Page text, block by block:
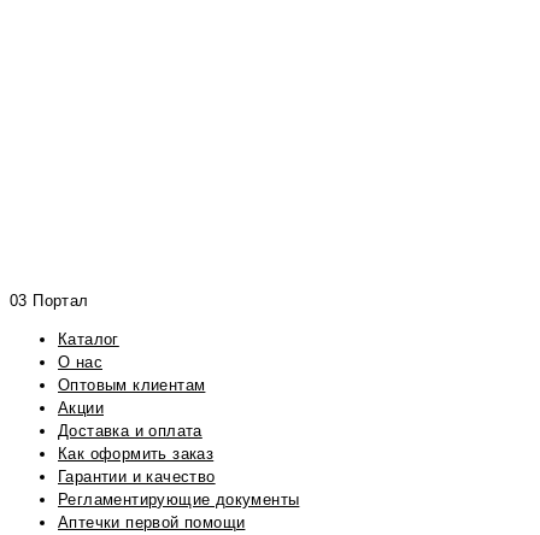
03 Портал
Каталог
О нас
Оптовым клиентам
Акции
Доставка и оплата
Как оформить заказ
Гарантии и качество
Регламентирующие документы
Аптечки первой помощи